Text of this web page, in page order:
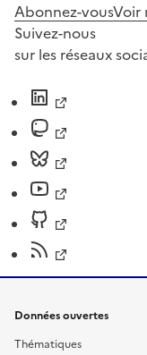
Abonnez-vousVoir
Suivez-nous
sur les réseaux
Données ouvertes
Thématiques